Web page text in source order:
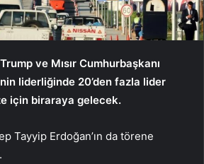
ve Mısır Cumhurbaşkanı
liderliğinde 20’den fazla lider
için biraraya gelecek.
Tayyip Erdoğan’ın da törene